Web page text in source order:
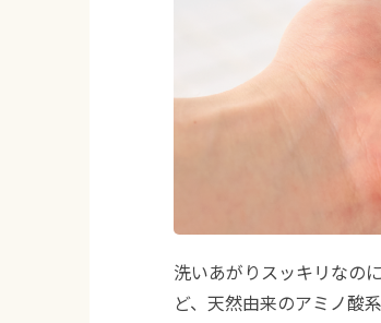
洗いあがりスッキリなの
ど、天然由来のアミノ酸